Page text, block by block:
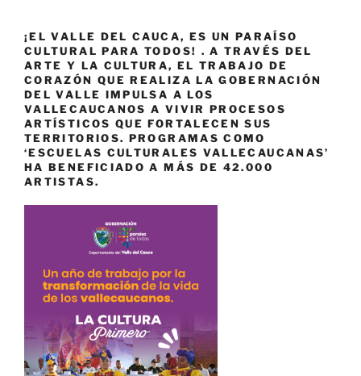
¡EL VALLE DEL CAUCA, ES UN PARAÍSO
CULTURAL PARA TODOS! . A TRAVÉS DEL
ARTE Y LA CULTURA, EL TRABAJO DE
CORAZÓN QUE REALIZA LA GOBERNACIÓN
DEL VALLE IMPULSA A LOS
VALLECAUCANOS A VIVIR PROCESOS
ARTÍSTICOS QUE FORTALECEN SUS
TERRITORIOS. PROGRAMAS COMO
‘ESCUELAS CULTURALES VALLECAUCANAS’
HA BENEFICIADO A MÁS DE 42.000
ARTISTAS.